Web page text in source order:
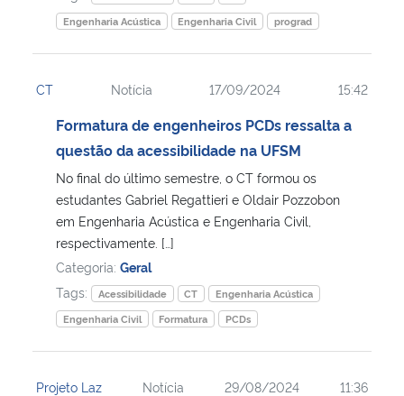
Engenharia Acústica
Engenharia Civil prograd
CT Notícia 17/09/2024 15:42
Formatura de engenheiros PCDs ressalta a
questão da acessibilidade na UFSM
No final do último semestre, o CT formou os
estudantes Gabriel Regattieri e Oldair Pozzobon
em Engenharia Acústica e Engenharia Civil,
respectivamente. […]
Categoria: Geral
Tags:
Acessibilidade CT
Engenharia Acústica
Engenharia Civil
Formatura PCDs
Projeto Laz Notícia 29/08/2024 11:36